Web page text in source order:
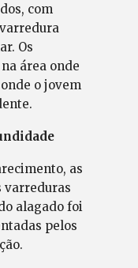
com
Os
área onde
o jovem
as
varreduras
alagado foi
pelos